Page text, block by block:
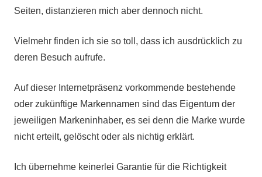
Seiten, distanzieren mich aber dennoch nicht.
Vielmehr finden ich sie so toll, dass ich ausdrücklich zu
deren Besuch aufrufe.
Auf dieser Internetpräsenz vorkommende bestehende
oder zukünftige Markennamen sind das Eigentum der
jeweiligen Markeninhaber, es sei denn die Marke wurde
nicht erteilt, gelöscht oder als nichtig erklärt.
Ich übernehme keinerlei Garantie für die Richtigkeit